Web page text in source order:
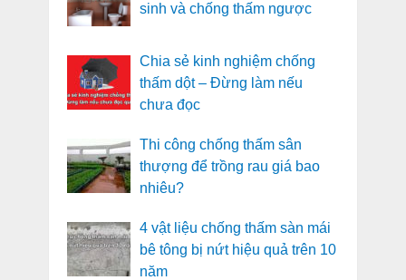
sinh và chống thấm ngược
Chia sẻ kinh nghiệm chống
thấm dột – Đừng làm nếu
chưa đọc
Thi công chống thấm sân
thượng để trồng rau giá bao
nhiêu?
4 vật liệu chống thấm sàn mái
bê tông bị nứt hiệu quả trên 10
năm